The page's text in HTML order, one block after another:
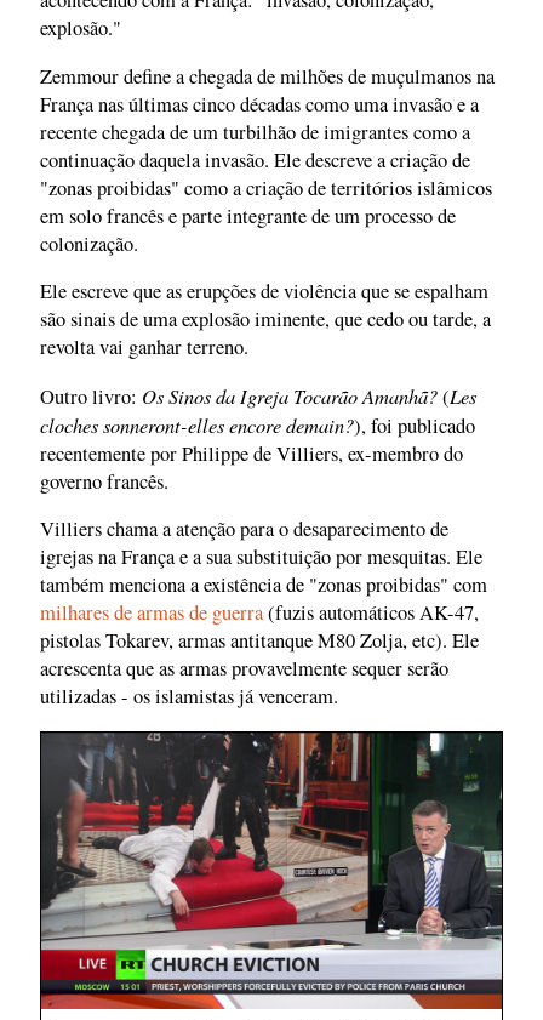
explosão."
Zemmour define a chegada de milhões de muçulmanos na
França nas últimas cinco décadas como uma invasão e a
recente chegada de um turbilhão de imigrantes como a
continuação daquela invasão. Ele descreve a criação de
"zonas proibidas" como a criação de territórios islâmicos
em solo francês e parte integrante de um processo de
colonização.
Ele escreve que as erupções de violência que se espalham
são sinais de uma explosão iminente, que cedo ou tarde, a
revolta vai ganhar terreno.
Outro livro: Os Sinos da Igreja Tocarão Amanhã?(Les
cloches sonneront-elles encore demain?), foi publicado
recentemente por Philippe de Villiers, ex-membro do
governo francês.
Villiers chama a atenção para o desaparecimento de
igrejas na França e a sua substituição por mesquitas. Ele
também menciona a existência de "zonas proibidas" com
milhares de armas de guerra(fuzis automáticos AK-47,
pistolas Tokarev, armas antitanque M80 Zolja, etc). Ele
acrescenta que as armas provavelmente sequer serão
utilizadas - os islamistas já venceram.